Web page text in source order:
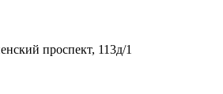
проспект, 113д/1